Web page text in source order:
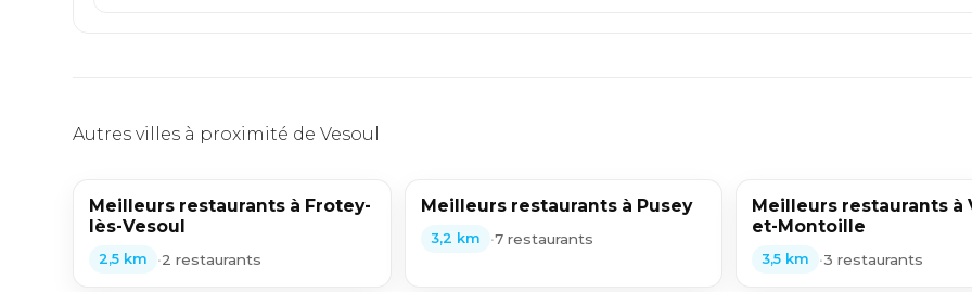
Autres villes à proximité de Vesoul
Meilleurs restaurants à Frotey-
lès-Vesoul
2,5 km •2 restaurants
Meilleurs restaurants à Pusey
3,2 km •7 restaurants
Meilleurs restaurants à
et-Montoille
3,5 km •3 restaurants